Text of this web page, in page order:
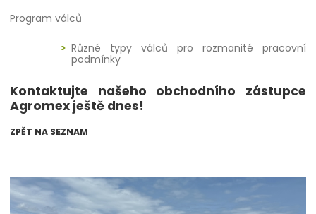
Program válců
Různé typy válců pro rozmanité pracovní
podmínky
Kontaktujte našeho obchodního zástupce
Agromex ještě dnes!
ZPĚT NA SEZNAM